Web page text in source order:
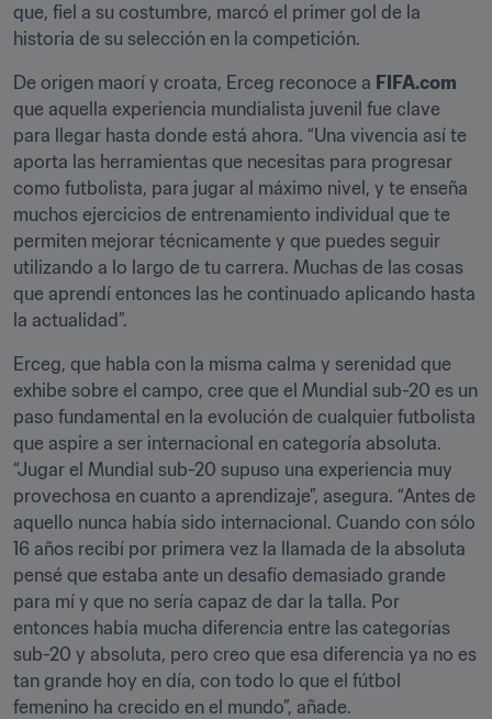
que, fiel a su costumbre, marcó el primer gol de la
historia de su selección en la competición.
De origen maorí y croata, Erceg reconoce a FIFA.com
que aquella experiencia mundialista juvenil fue clave
para llegar hasta donde está ahora. “Una vivencia así te
aporta las herramientas que necesitas para progresar
como futbolista, para jugar al máximo nivel, y te enseña
muchos ejercicios de entrenamiento individual que te
permiten mejorar técnicamente y que puedes seguir
utilizando a lo largo de tu carrera. Muchas de las cosas
que aprendí entonces las he continuado aplicando hasta
la actualidad”.
Erceg, que habla con la misma calma y serenidad que
exhibe sobre el campo, cree que el Mundial sub-20 es un
paso fundamental en la evolución de cualquier futbolista
que aspire a ser internacional en categoría absoluta.
“Jugar el Mundial sub-20 supuso una experiencia muy
provechosa en cuanto a aprendizaje”, asegura. “Antes de
aquello nunca había sido internacional. Cuando con sólo
16 años recibí por primera vez la llamada de la absoluta
pensé que estaba ante un desafío demasiado grande
para mí y que no sería capaz de dar la talla. Por
entonces había mucha diferencia entre las categorías
sub-20 y absoluta, pero creo que esa diferencia ya no es
tan grande hoy en día, con todo lo que el fútbol
femenino ha crecido en el mundo”, añade.